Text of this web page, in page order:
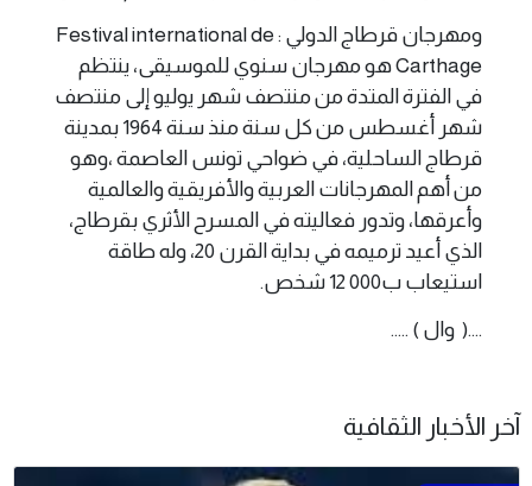
ومهرجان قرطاج الدولي : Festival international de
Carthage‏ هو مهرجان سنوي للموسيقى، ينتظم
في الفترة المتدة من منتصف شهر يوليو إلى منتصف
شهر أغسطس من كل سنة منذ سنة 1964 بمدينة
قرطاج الساحلية، في ضواحي تونس العاصمة ،وهو
من أهم المهرجانات العربية والأفريقية والعالمية
وأعرقها، وتدور فعاليته في المسرح الأثري بقرطاج،
الذي أعيد ترميمه في بداية القرن 20، وله طاقة
استيعاب ب000 12 شخص.
....( وال ) .....
آخر الأخبار الثقافية